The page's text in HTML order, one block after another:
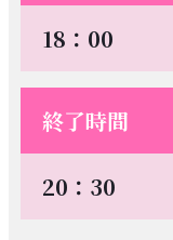
18：00
終了時間
20：30